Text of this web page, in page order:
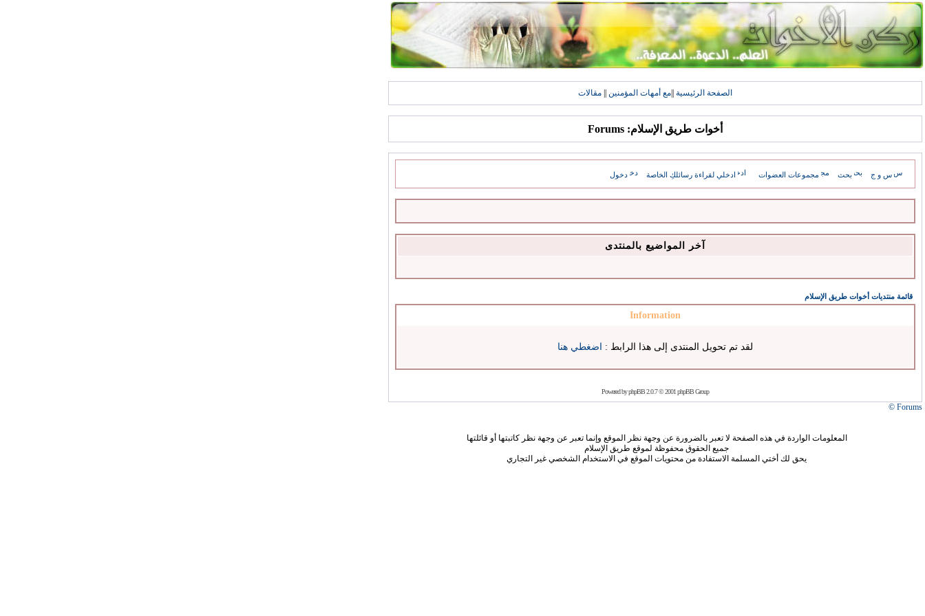
الصفحة الرئيسية مع أمهات المؤمنين مقالات
أخوات طريق الإسلام: Forums
س و ج بحث مجموعات العضوات ادخلي لقراءة رسائلكِ الخاصة دخول
آخر المواضيع بالمنتدى
قائمة منتديات أخوات طريق الإسلام
Information
لقد تم تحويل المنتدى إلى هذا الرابط : اضغطي هنا
Powered byphpBB2.0.7 © 2001 phpBB Group
Forums ©
المعلومات الواردة في هذه الصفحة لا تعبر بالضرورة عن وجهة نظر الموقع وإنما تعبر عن وجهة نظر كاتبتها أو قائلتها
جميع الحقوق محفوظة لموقع طريق الإسلام
يحق لك أختي المسلمة الاستفادة من محتويات الموقع في الاستخدام الشخصي غير التجاري